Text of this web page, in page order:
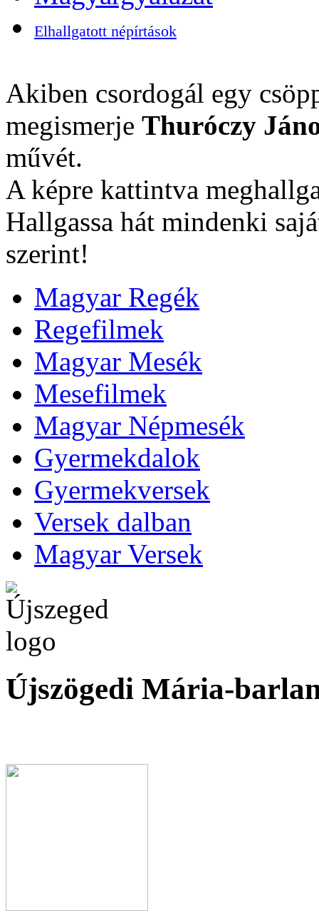
Elhallgatott népírtások
Akiben csordogál egy
megismerje Thuróczy
művét.
A képre kattintva
Hallgassa hát mindenki
szerint!
Magyar Regék
Regefilmek
Magyar Mesék
Mesefilmek
Magyar Népmesék
Gyermekdalok
Gyermekversek
Versek dalban
Magyar Versek
Újszögedi Mária-